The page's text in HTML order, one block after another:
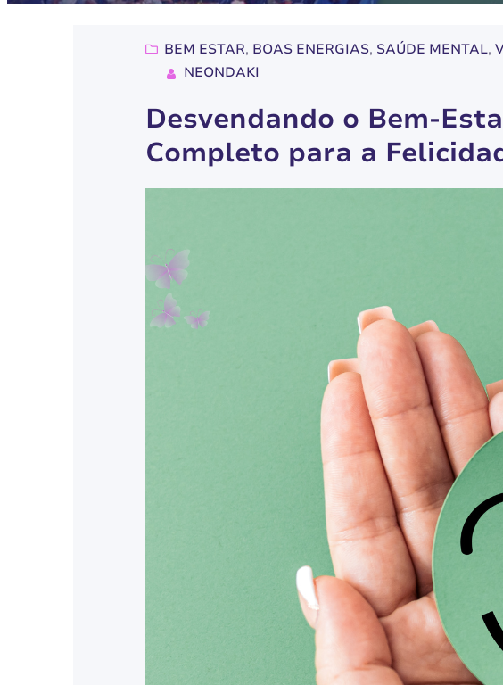
BEM ESTAR, BOAS ENERGIAS, SAÚDE MENTAL,
NEONDAKI
Desvendando o Bem-
Completo para a